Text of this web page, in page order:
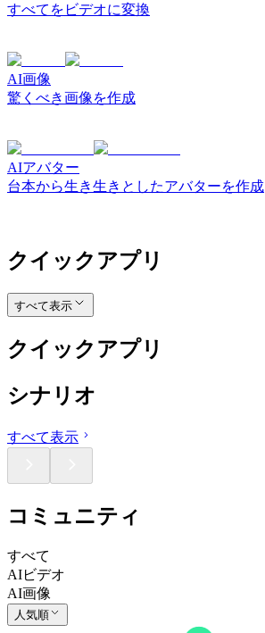
すべてをビデオに変換
AI画像
驚くべき画像を作成
AIアバター
台本から生き生きとしたアバターを作成
クイックアプリ
すべて表示
クイックアプリ
シナリオ
すべて表示
コミュニティ
すべて
AIビデオ
AI画像
人気順